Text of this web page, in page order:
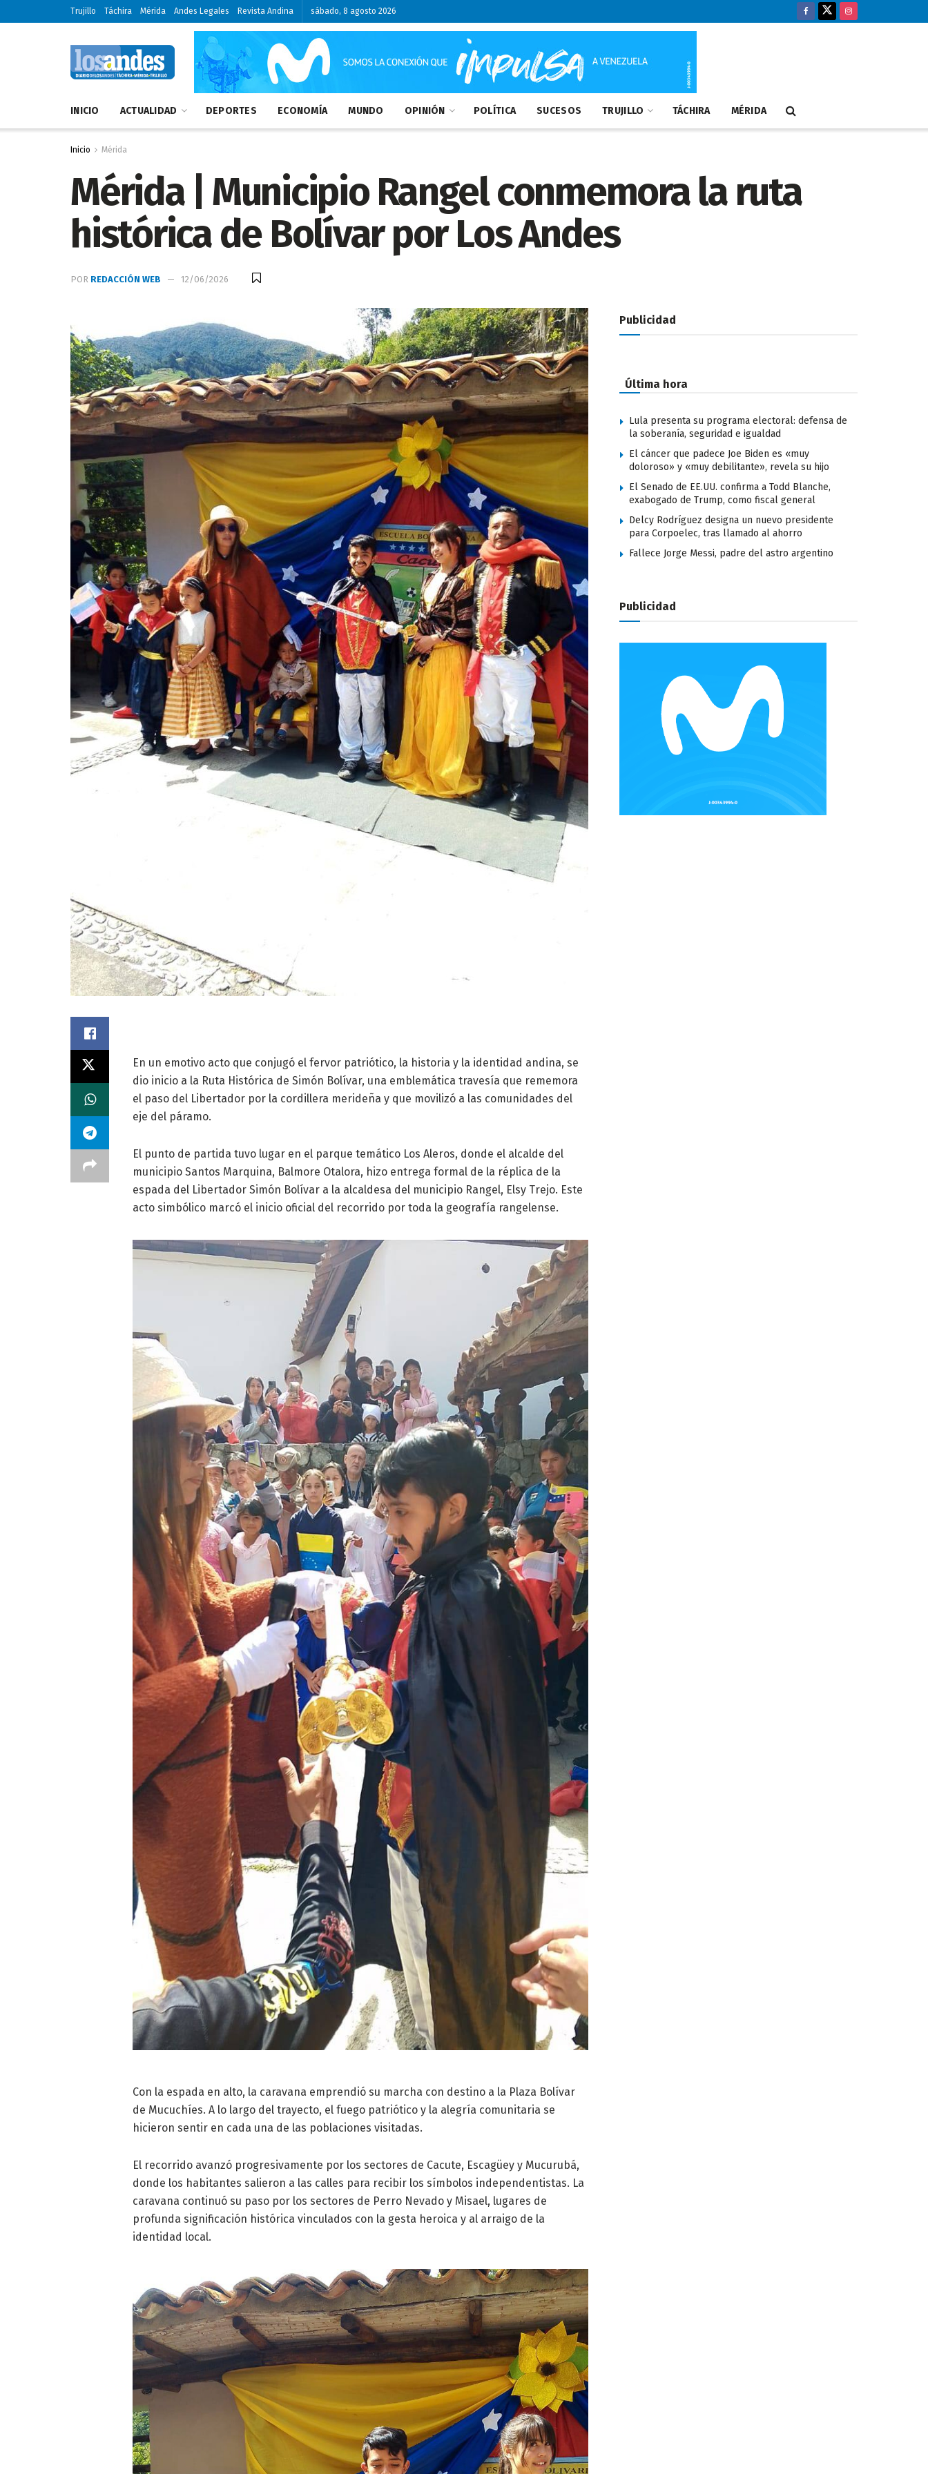
Trujillo Táchira Mérida Andes Legales Revista Andina sábado, 8 agosto 2026
INICIO ACTUALIDAD DEPORTES ECONOMÍA MUNDO OPINIÓN POLÍTICA SUCESOS TRUJILLO TÁCHIRA MÉRIDA
Inicio Mérida
Mérida | Municipio Rangel conmemora la ruta
histórica de Bolívar por Los Andes
POR REDACCIÓN WEB 12/06/2026
En un emotivo acto que conjugó el fervor patriótico, la historia y la identidad andina, se
dio inicio a la Ruta Histórica de Simón Bolívar, una emblemática travesía que rememora
el paso del Libertador por la cordillera merideña y que movilizó a las comunidades del
eje del páramo.
El punto de partida tuvo lugar en el parque temático Los Aleros, donde el alcalde del
municipio Santos Marquina, Balmore Otalora, hizo entrega formal de la réplica de la
espada del Libertador Simón Bolívar a la alcaldesa del municipio Rangel, Elsy Trejo. Este
acto simbólico marcó el inicio oficial del recorrido por toda la geografía rangelense.
Con la espada en alto, la caravana emprendió su marcha con destino a la Plaza Bolívar
de Mucuchíes. A lo largo del trayecto, el fuego patriótico y la alegría comunitaria se
hicieron sentir en cada una de las poblaciones visitadas.
El recorrido avanzó progresivamente por los sectores de Cacute, Escagüey y Mucurubá,
donde los habitantes salieron a las calles para recibir los símbolos independentistas. La
caravana continuó su paso por los sectores de Perro Nevado y Misael, lugares de
profunda significación histórica vinculados con la gesta heroica y al arraigo de la
identidad local.
Publicidad
Última hora
Lula presenta su programa electoral: defensa de
la soberanía, seguridad e igualdad
El cáncer que padece Joe Biden es «muy
doloroso» y «muy debilitante», revela su hijo
El Senado de EE.UU. confirma a Todd Blanche,
exabogado de Trump, como fiscal general
Delcy Rodríguez designa un nuevo presidente
para Corpoelec, tras llamado al ahorro
Fallece Jorge Messi, padre del astro argentino
Publicidad